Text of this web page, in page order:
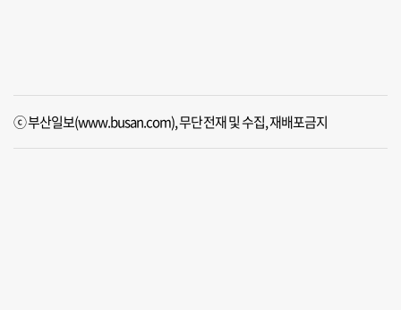
ⓒ 부산일보(www.busan.com), 무단전재 및 수집, 재배포금지